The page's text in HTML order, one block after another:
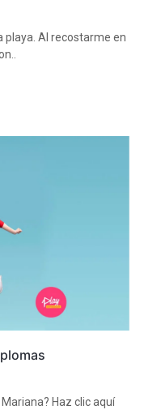
playa. Al recostarme en
Haz clic aquí